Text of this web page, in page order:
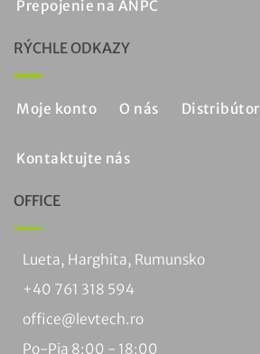
Prepojenie na ANPC
RÝCHLE ODKAZY
Moje konto O nás Distribútor
Kontaktujte nás
OFFICE
Lueta, Harghita, Rumunsko
+40 761 318 594
office@levtech.ro
Po-Pia 8:00 - 18:00